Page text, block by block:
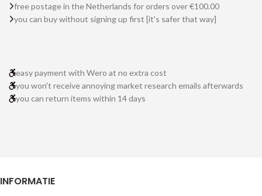
free postage in the Netherlands for orders over €100.00
you can buy without signing up first [it's safer that way]
easy payment with Wero at no extra cost
you won't receive annoying market research emails afterwards
you can return items within 14 days
INFORMATIE